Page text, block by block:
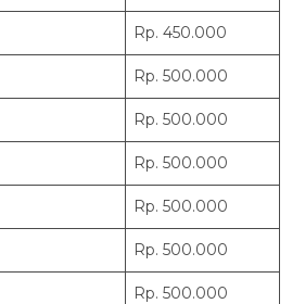
Rp. 450.000
Rp. 500.000
Rp. 500.000
Rp. 500.000
Rp. 500.000
Rp. 500.000
Rp. 500.000